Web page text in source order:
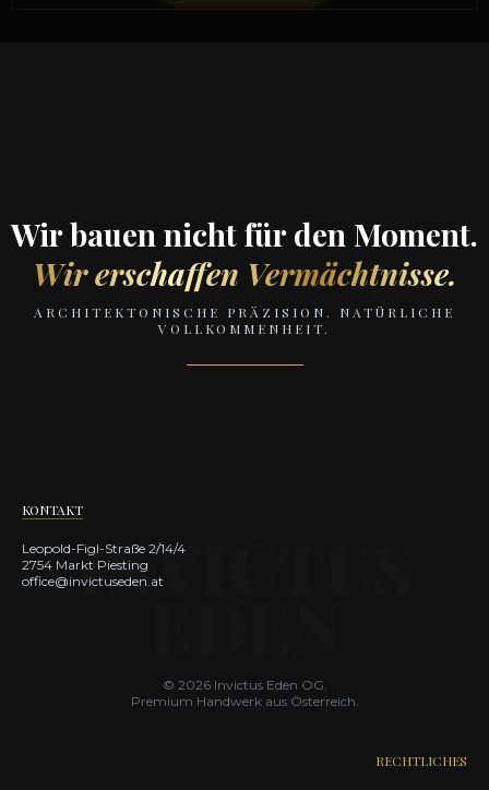
Wir bauen nicht für den Moment.
Wir erschaffen Vermächtnisse.
ARCHITEKTONISCHE PRÄZISION. NATÜRLICHE
VOLLKOMMENHEIT.
KONTAKT
Leopold-Figl-Straße 2/14/4
2754 Markt Piesting
office@invictuseden.at
© 2026 Invictus Eden OG.
Premium Handwerk aus Österreich.
RECHTLICHES